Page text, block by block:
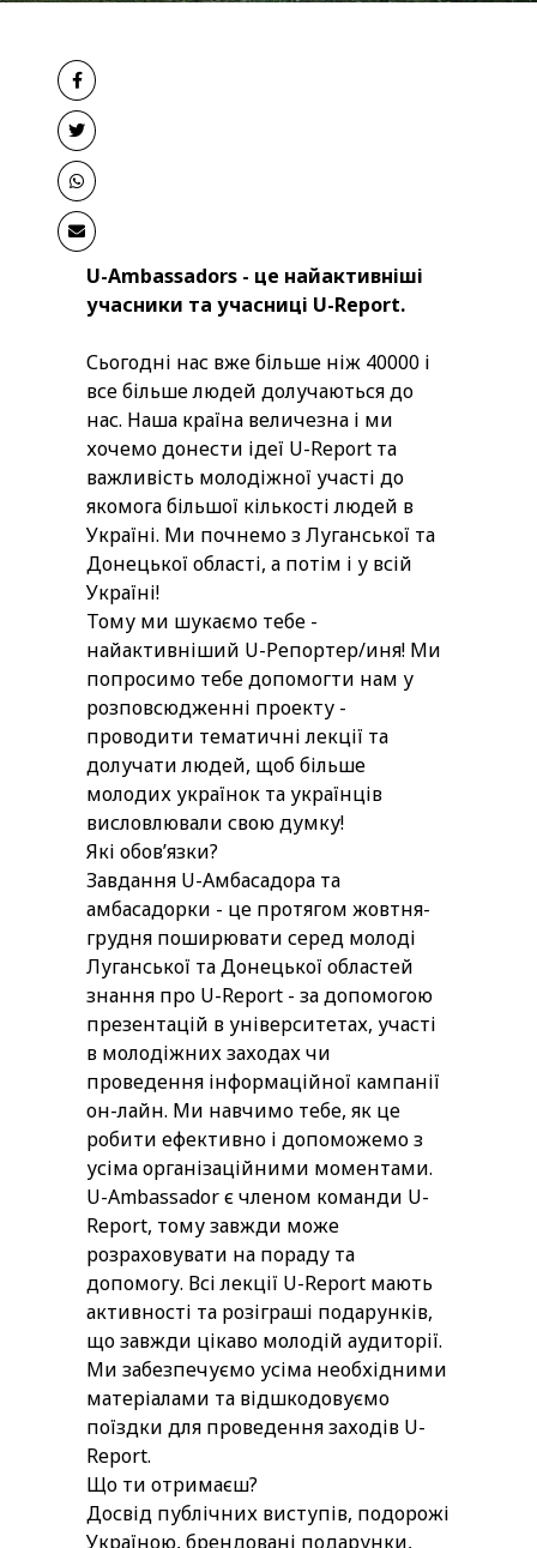
U-Ambassadors - це найактивніші
учасники та учасниці U-Report.
Сьогодні нас вже більше ніж 40000 і
все більше людей долучаються до
нас. Наша країна величезна і ми
хочемо донести ідеї U-Report та
важливість молодіжної участі до
якомога більшої кількості людей в
Україні. Ми почнемо з Луганської та
Донецької області, а потім і у всій
Україні!
Тому ми шукаємо тебе -
найактивніший U-Репортер/иня! Ми
попросимо тебе допомогти нам у
розповсюдженні проекту -
проводити тематичні лекції та
долучати людей, щоб більше
молодих українок та українців
висловлювали свою думку!
Які обов’язки?
Завдання U-Амбасадора та
амбасадорки - це протягом жовтня-
грудня поширювати серед молоді
Луганської та Донецької областей
знання про U-Report - за допомогою
презентацій в університетах, участі
в молодіжних заходах чи
проведення інформаційної кампанії
он-лайн. Ми навчимо тебе, як це
робити ефективно і допоможемо з
усіма організаційними моментами.
U-Ambassador є членом команди U-
Report, тому завжди може
розраховувати на пораду та
допомогу. Всі лекції U-Report мають
активності та розіграші подарунків,
що завжди цікаво молодій аудиторії.
Ми забезпечуємо усіма необхідними
матеріалами та відшкодовуємо
поїздки для проведення заходів U-
Report.
Що ти отримаєш?
Досвід публічних виступів, подорожі
Україною, брендовані подарунки,